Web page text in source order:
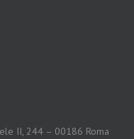
II, 244 – 00186 Roma